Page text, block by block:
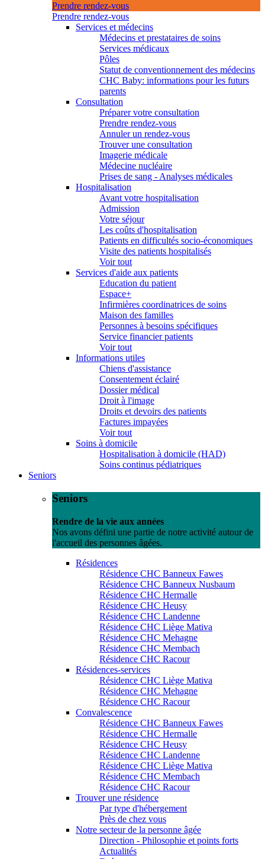
Prendre rendez-vous
Prendre rendez-vous
Services et médecins
Médecins et prestataires de soins
Services médicaux
Pôles
Statut de conventionnement des médecins
CHC Baby: informations pour les futurs
parents
Consultation
Préparer votre consultation
Prendre rendez-vous
Annuler un rendez-vous
Trouver une consultation
Imagerie médicale
Médecine nucléaire
Prises de sang - Analyses médicales
Hospitalisation
Avant votre hospitalisation
Admission
Votre séjour
Les coûts d'hospitalisation
Patients en difficultés socio-économiques
Visite des patients hospitalisés
Voir tout
Services d'aide aux patients
Education du patient
Espace+
Infirmières coordinatrices de soins
Maison des familles
Personnes à besoins spécifiques
Service financier patients
Voir tout
Informations utiles
Chiens d'assistance
Consentement éclairé
Dossier médical
Droit à l'image
Droits et devoirs des patients
Factures impayées
Voir tout
Soins à domicile
Hospitalisation à domicile (HAD)
Soins continus pédiatriques
Seniors
Seniors
Rendre de la vie aux années
Nos avons défini une partie de notre activité autour de
l'accueil des personnes âgées.
Résidences
Résidence CHC Banneux Fawes
Résidence CHC Banneux Nusbaum
Résidence CHC Hermalle
Résidence CHC Heusy
Résidence CHC Landenne
Résidence CHC Liège Mativa
Résidence CHC Mehagne
Résidence CHC Membach
Résidence CHC Racour
Résidences-services
Résidence CHC Liège Mativa
Résidence CHC Mehagne
Résidence CHC Racour
Convalescence
Résidence CHC Banneux Fawes
Résidence CHC Hermalle
Résidence CHC Heusy
Résidence CHC Landenne
Résidence CHC Liège Mativa
Résidence CHC Membach
Résidence CHC Racour
Trouver une résidence
Par type d'hébergement
Près de chez vous
Notre secteur de la personne âgée
Direction - Philosophie et points forts
Actualités